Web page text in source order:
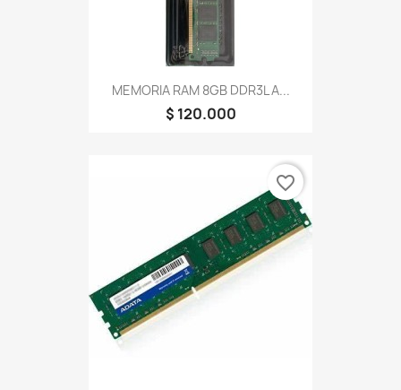
MEMORIA RAM 8GB DDR3L A...
$ 120.000
favorite_border